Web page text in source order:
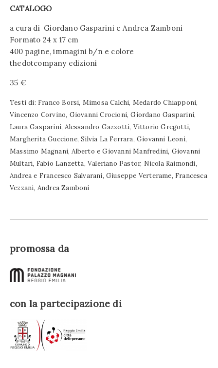
CATALOGO
a cura di Giordano Gasparini e Andrea Zamboni
Formato 24 x 17 cm
400 pagine, immagini b/n e colore
thedotcompany edizioni
35 €
Testi di: Franco Borsi, Mimosa Calchi, Medardo Chiapponi,
Vincenzo Corvino, Giovanni Crocioni, Giordano Gasparini,
Laura Gasparini, Alessandro Gazzotti, Vittorio Gregotti,
Margherita Guccione, Silvia La Ferrara, Giovanni Leoni,
Massimo Magnani, Alberto e Giovanni Manfredini, Giovanni
Multari, Fabio Lanzetta, Valeriano Pastor, Nicola Raimondi,
Andrea e Francesco Salvarani, Giuseppe Verterame, Francesca
Vezzani, Andrea Zamboni
promossa da
con la partecipazione di